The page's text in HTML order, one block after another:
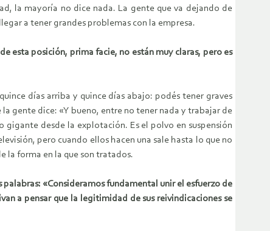
la mayoría no dice nada. La gente que va dejando de
a tener grandes problemas con la empresa.
esta posición, prima facie, no están muy claras, pero es
días arriba y quince días abajo: podés tener graves
gente dice: «Y bueno, entre no tener nada y trabajar de
gigante desde la explotación. Es el polvo en suspensión
pero cuando ellos hacen una sale hasta lo que no
la forma en la que son tratados.
«Consideramos fundamental unir el esfuerzo de
a pensar que la legitimidad de sus reivindicaciones se